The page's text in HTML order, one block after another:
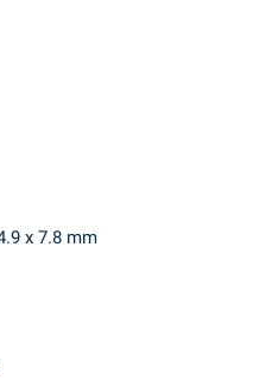
x 7.8 mm